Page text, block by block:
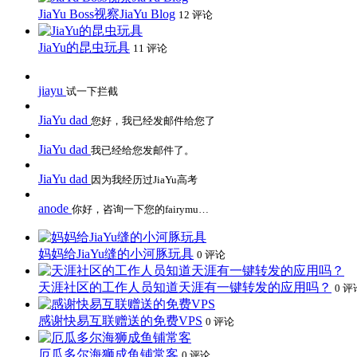
JiaYu Boss视察JiaYu Blog 12 评论
JiaYu的昆虫玩具 11 评论
jiayu 试一下拦截
JiaYu dad 您好，我已经发邮件给您了
JiaYu dad 我已经给您发邮件了。
JiaYu dad 因为我经历过JiaYu高考
anode 你好，咨询一下您的fairymu…
妈妈给JiaYu缝的小河豚玩具 0 评论
天涯社区的工作人员知道天涯有一键转发的应用吗？ 0 评
感谢快易互联赠送的免费VPS 0 评论
厄瓜多尔海狮成鱼铺常客